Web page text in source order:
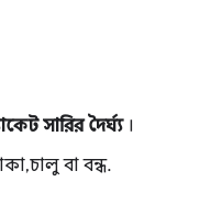
সারির দৈর্ঘ্য।
চালু বা বন্ধ.